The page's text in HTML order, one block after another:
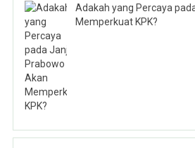
Adakah yang Percaya
Memperkuat KPK?